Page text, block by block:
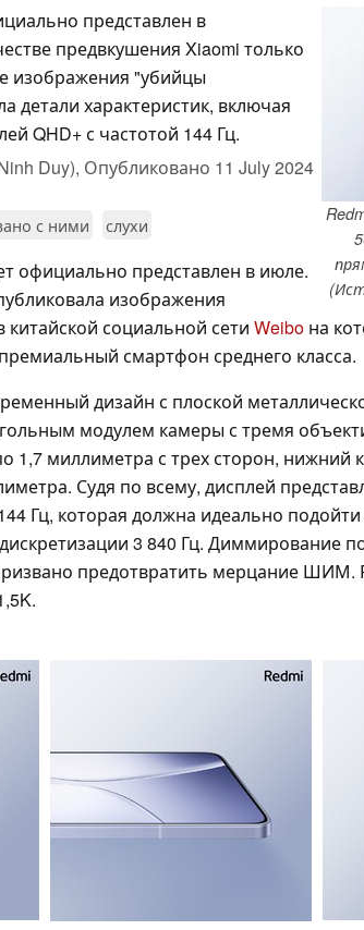
представлен в
предвкушения Xiaomi только
изображения "убийцы
детали характеристик, включая
QHD+ с частотой 144 Гц.
Duy), Опубликовано 11 July 2024
с ними слухи
официально представлен в июле.
изображения
социальной сети Weibo на
смартфон среднего класса.
дизайн с плоской
модулем камеры с тремя
1,7 миллиметра с трех сторон, нижний
Судя по всему, дисплей
Гц, которая должна идеально
3 840 Гц. Диммирование
предотвратить мерцание ШИМ.